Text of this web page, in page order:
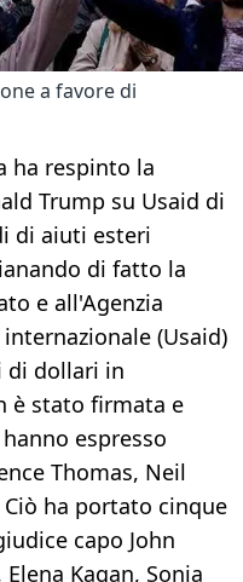
a favore di
ha respinto la
Trump su Usaid di
di aiuti esteri
di fatto la
e all'Agenzia
(Usaid)
di dollari in
è stato firmata e
espresso
Thomas, Neil
ha portato cinque
capo John
Kagan, Sonia